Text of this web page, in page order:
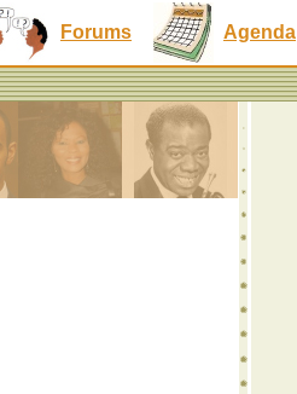
Forums Agenda